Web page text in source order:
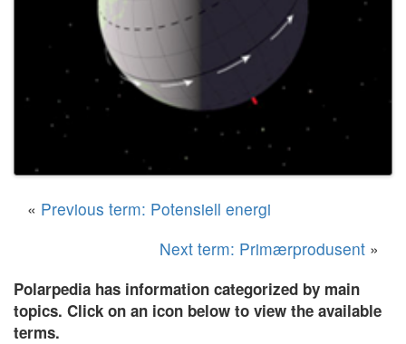
« Previous term: Potensiell energi
Next term: Primærprodusent »
Polarpedia has information categorized by main
topics. Click on an icon below to view the available
terms.